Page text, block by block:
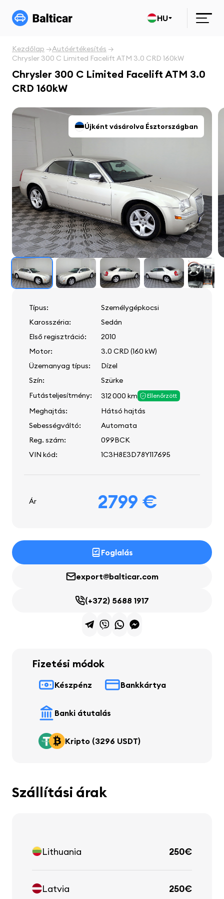
HU
Kezdőlap
Autóértékesítés
Chrysler 300 C Limited Facelift ATM 3.0 CRD 160kW
Chrysler 300 C Limited Facelift ATM 3.0
CRD 160kW
Típus:
Személygépkocsi
Karosszéria:
Sedán
Első regisztráció:
2010
Motor:
3.0 CRD (160 kW)
Üzemanyag típus:
Dízel
Szín:
Szürke
Futásteljesítmény:
312 000 km Ellenőrzött
Meghajtás:
Hátsó hajtás
Sebességváltó:
Automata
Reg. szám:
099BCK
VIN kód:
1C3H8E3D78Y117695
Ár 2799 €
Újként vásárolva Észtországban
Foglalás
export@balticar.com
(+372) 5688 1917
Fizetési módok
Készpénz Bankkártya
Banki átutalás
Kripto (3296 USDT)
Szállítási árak
Lithuania 250€
Latvia 250€